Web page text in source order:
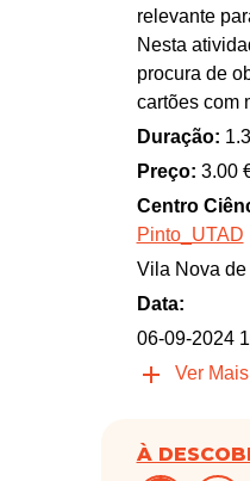
relevante
Nesta
procura de
cartões com
Duração:
Preço: 3.00
Centro
Pinto_UTAD
Vila Nova de
Data:
06-09-2024
Ver Mais
À